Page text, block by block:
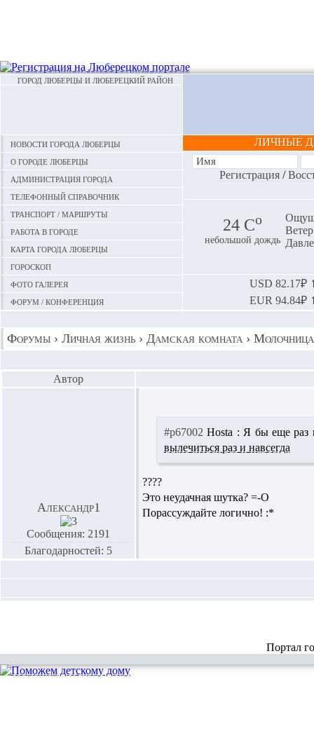
ГОРОД ЛЮБЕРЦЫ И ЛЮБЕРЕЦКИЙ РАЙОН
Новости города Люберцы
О городе Люберцы
Администрация города
Телефонный справочник
Транспорт / маршруты
Работа в городе
Карта города Люберцы
Гороскоп
Фото галерея
Форум / конференция
ЛИЧНЫЕ
Регистрация/
24 Сo
небольшой дождь
USD 82.17₽
EUR 94.84₽
Форумы › Личная жизнь › Дамская комната› Молочница
Автор
Александр1
Сообщения: 2191
Благодарностей: 5
#p67002 Hosta : Я бы еще раз
вылечиться раз и навсегда
????
Это неудачная шутка? =-O
Порассуждайте логично! :*
Портал